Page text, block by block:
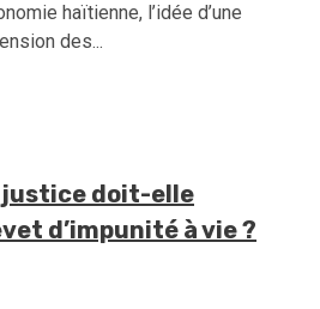
haïtienne, l’idée d’une
des...
justice doit-elle
d’impunité à vie ?